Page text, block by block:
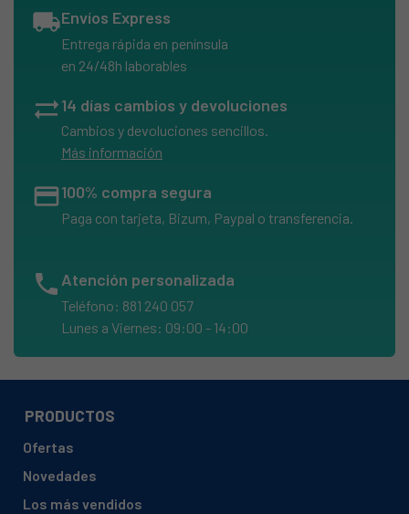
HAIER, A3FE743CPJ
HAIER, A3FE743CPJ(UK)
HAIER, A3FE837CMJ
HAIER, C3FE732CSJ
HAIER, C3FE735CGJE
HAIER, C3FE735CWJE
HAIER, C3FE737CGJE
HAIER, C3FE737CMJ
HAIER, C3FE837CMJ
HAIER, CFE735CSJ
HAIER, CFE735CWJ
HAIER, HB16FFGBAAA
local_shippingEnvíos Express
Entrega rápida en península
en 24/48h laborables
sync_alt14 días cambios y devoluciones
Cambios y devoluciones sencillos.
Más información
credit_card100% compra segura
Paga con tarjeta, Bizum, Paypal o transferencia.
phone Atención personalizada
Teléfono: 881 240 057
Lunes a Viernes: 09:00 - 14:00
PRODUCTOS
Ofertas
Novedades
Los más vendidos